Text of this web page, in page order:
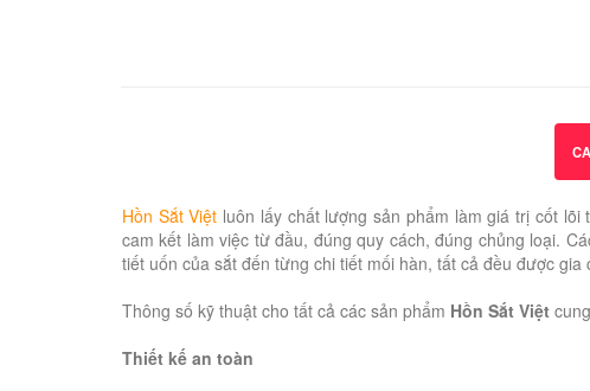
Hồn Sắt Việt luôn lấy chất lượng sản phẩm làm giá trị cốt
cam kết làm việc từ đầu, đúng quy cách, đúng chủng loại.
tiết uốn của sắt đến từng chi tiết mối hàn, tất cả đều được
Thông số kỹ thuật cho tất cả các sản phẩm Hồn Sắt Việt
Thiết kế an toàn